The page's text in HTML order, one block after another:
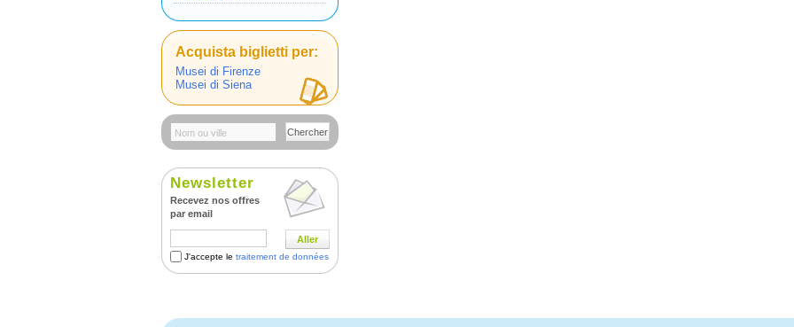
Acquista biglietti per:
Musei di Firenze
Musei di Siena
Chercher
Newsletter
Recevez nos offres
par email
Aller
J'accepte le traitement de données